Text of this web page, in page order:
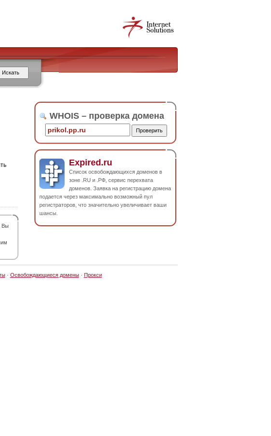
Вы
WHOIS – проверка домена
Expired.ru
Список освобождающихся доменов в
зоне .RU и .РФ, сервис перехвата
доменов. Заявка на регистрацию домена
подается через максимально возможный пул
регистраторов, что значительно увеличивает ваши
шансы.
· Освобождающиеся домены· Прокси